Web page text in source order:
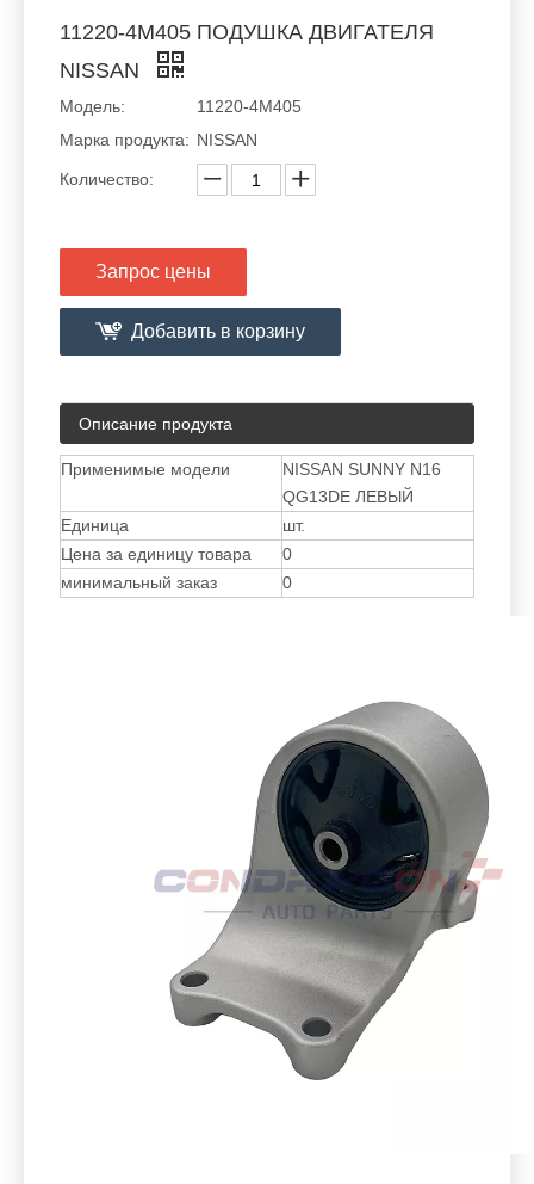
11220-4M405 ПОДУШКА ДВИГАТЕЛЯ
NISSAN
Модель:
11220-4М405
Марка продукта: NISSAN
Количество:
Запрос цены
Добавить в корзину
Описание продукта
Применимые модели
NISSAN SUNNY N16
QG13DE ЛЕВЫЙ
Единица
шт.
Цена за единицу товара
0
минимальный заказ
0